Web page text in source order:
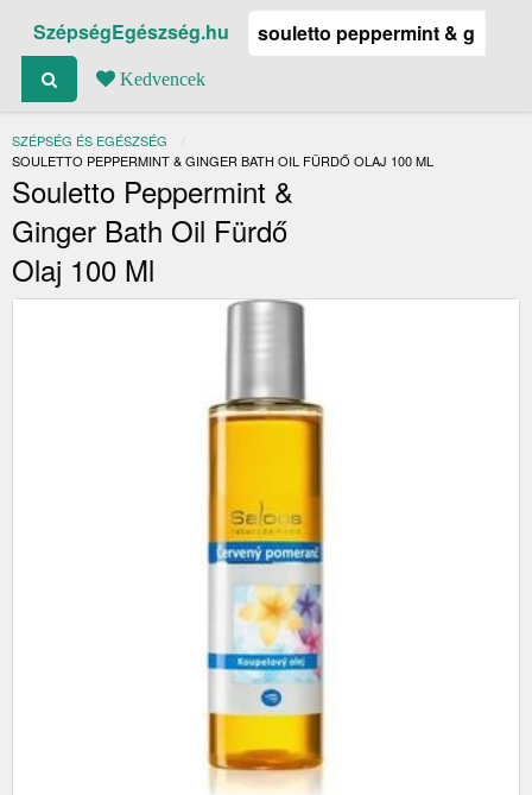
SzépségEgészség.hu
Kedvencek
SZÉPSÉG ÉS EGÉSZSÉG
JELENLEGI:
SOULETTO PEPPERMINT & GINGER BATH OIL FÜRDŐ OLAJ 100 ML
Souletto Peppermint &
Ginger Bath Oil Fürdő
Olaj 100 Ml